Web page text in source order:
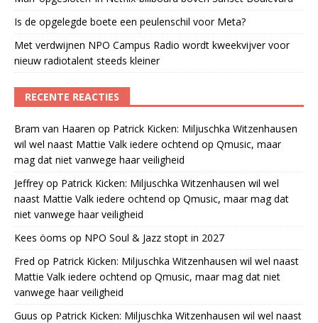
Is de opgelegde boete een peulenschil voor Meta?
Met verdwijnen NPO Campus Radio wordt kweekvijver voor
nieuw radiotalent steeds kleiner
RECENTE REACTIES
Bram van Haaren op Patrick Kicken: Miljuschka Witzenhausen
wil wel naast Mattie Valk iedere ochtend op Qmusic, maar
mag dat niet vanwege haar veiligheid
Jeffrey op Patrick Kicken: Miljuschka Witzenhausen wil wel
naast Mattie Valk iedere ochtend op Qmusic, maar mag dat
niet vanwege haar veiligheid
Kees öoms op NPO Soul & Jazz stopt in 2027
Fred op Patrick Kicken: Miljuschka Witzenhausen wil wel naast
Mattie Valk iedere ochtend op Qmusic, maar mag dat niet
vanwege haar veiligheid
Guus op Patrick Kicken: Miljuschka Witzenhausen wil wel naast